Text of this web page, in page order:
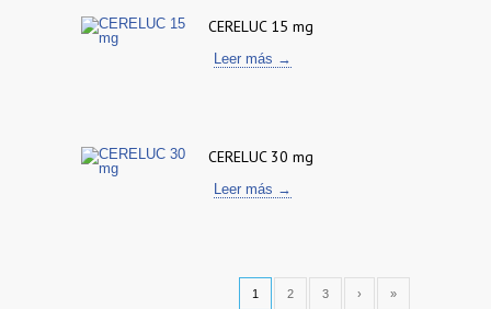
CERELUC 15 mg
Leer más →
CERELUC 30 mg
Leer más →
1 2 3 › »